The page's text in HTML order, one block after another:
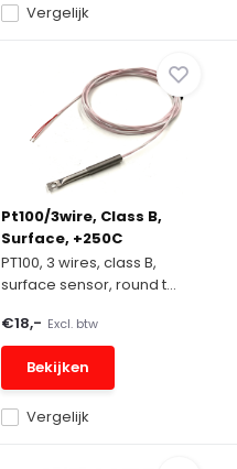
Vergelijk
Pt100/3wire, Class B,
Surface, +250C
PT100, 3 wires, class B,
surface sensor, round t...
Vergelijk
€18,- Excl. btw
Bekijken